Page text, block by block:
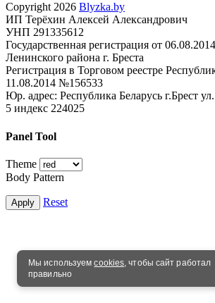
Мы используемcookies, чтобы сайт работал
правильно
Copyright 2026 Blyzka.by
ИП Терёхин Алексей Александрович
УНП 291335612
Государственная регистрация от
Ленинского района г. Бреста
Регистрация в Торговом реестре
11.08.2014 №156533
Юр. адрес: Республика Беларусь г.Брест
5 индекс 224025
Panel Tool
Theme
Body Pattern
Apply Reset